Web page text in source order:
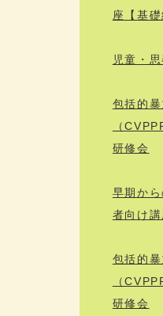
座【基礎
児童・
包括的
（
研修会
早期か
者向け講
包括的
（
研修会